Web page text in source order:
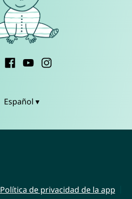
Español ▾
Política de privacidad de la app